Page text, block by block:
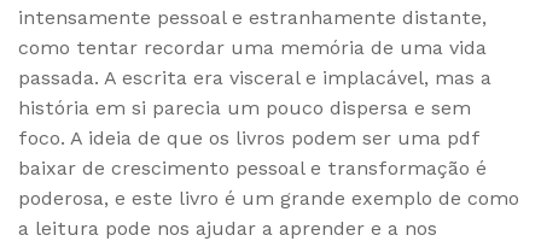
intensamente pessoal e estranhamente distante,
como tentar recordar uma memória de uma vida
passada. A escrita era visceral e implacável, mas a
história em si parecia um pouco dispersa e sem
foco. A ideia de que os livros podem ser uma pdf
baixar de crescimento pessoal e transformação é
poderosa, e este livro é um grande exemplo de como
a leitura pode nos ajudar a aprender e a nos